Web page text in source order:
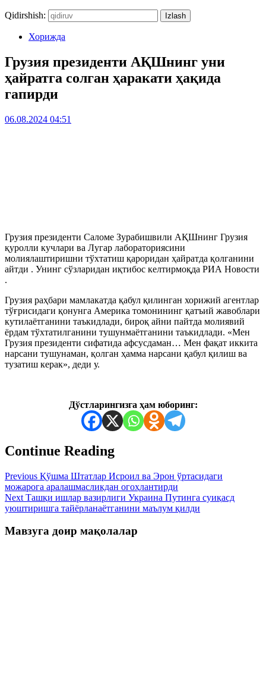
Qidirshish:
Хорижда
Грузия президенти АҚШнинг уни
ҳайратга солган ҳаракати ҳақида
гапирди
06.08.2024 04:51
Грузия президенти Саломе Зурабишвили АҚШнинг Грузия
қуролли кучлари ва Лугар лабораториясини
молиялаштиришни тўхтатиш қароридан ҳайратда қолганини
айтди . Унинг сўзларидан иқтибос келтирмоқда РИА Новости
.
Грузия раҳбари мамлакатда қабул қилинган хорижий агентлар
тўғрисидаги қонунга Америка томонининг қатъий жавоблари
кутилаётганини таъкидлади, бироқ айни пайтда молиявий
ёрдам тўхтатилганини тушунмаётганини таъкидлади. «Мен
Грузия президенти сифатида афсусдаман… Мен фақат иккита
нарсани тушунаман, қолган ҳамма нарсани қабул қилиш ва
тузатиш керак», деди у.
Дўстларингизга ҳам юборинг:
Continue Reading
Previous Қўшма Штатлар Исроил ва Эрон ўртасидаги
можарога аралашмасликдан огоҳлантирди
Next Ташқи ишлар вазирлиги Украина Путинга суиқасд
уюштиришга тайёрланаётганини маълум қилди
Мавзуга доир мақолалар